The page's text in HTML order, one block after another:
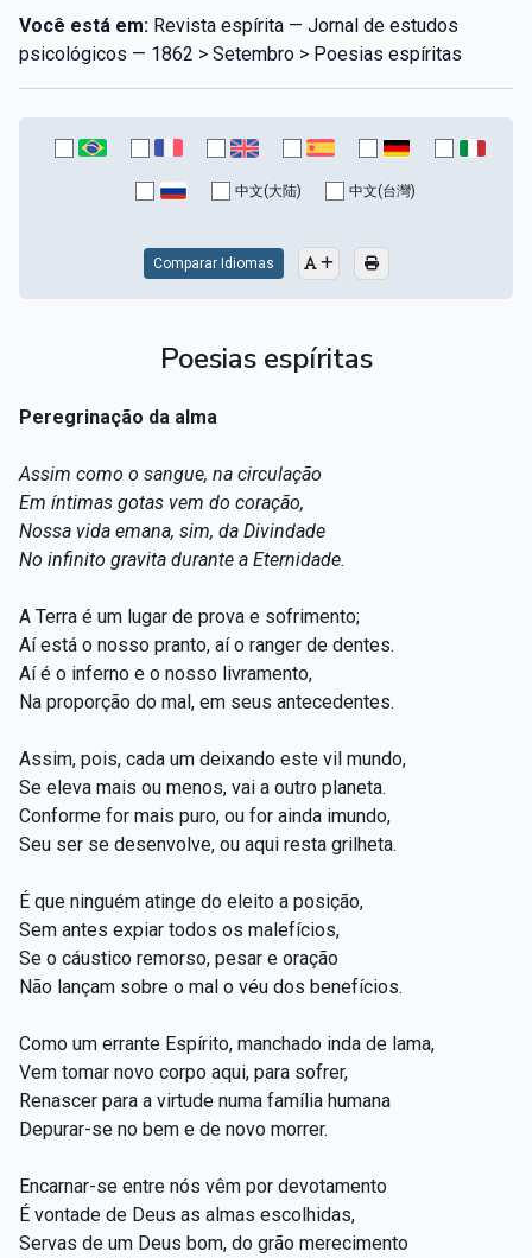
Você está em: Revista espírita — Jornal de estudos
psicológicos — 1862 > Setembro > Poesias espíritas
中文(大陆) 中文(台灣)
Comparar Idiomas
Poesias espíritas
Peregrinação da alma
Assim como o sangue, na circulação
Em íntimas gotas vem do coração,
Nossa vida emana, sim, da Divindade
No infinito gravita durante a Eternidade.
A Terra é um lugar de prova e sofrimento;
Aí está o nosso pranto, aí o ranger de dentes.
Aí é o inferno e o nosso livramento,
Na proporção do mal, em seus antecedentes.
Assim, pois, cada um deixando este vil mundo,
Se eleva mais ou menos, vai a outro planeta.
Conforme for mais puro, ou for ainda imundo,
Seu ser se desenvolve, ou aqui resta grilheta.
É que ninguém atinge do eleito a posição,
Sem antes expiar todos os malefícios,
Se o cáustico remorso, pesar e oração
Não lançam sobre o mal o véu dos benefícios.
Como um errante Espírito, manchado inda de lama,
Vem tomar novo corpo aqui, para sofrer,
Renascer para a virtude numa família humana
Depurar-se no bem e de novo morrer.
Encarnar-se entre nós vêm por devotamento
É vontade de Deus as almas escolhidas,
Servas de um Deus bom, do grão merecimento